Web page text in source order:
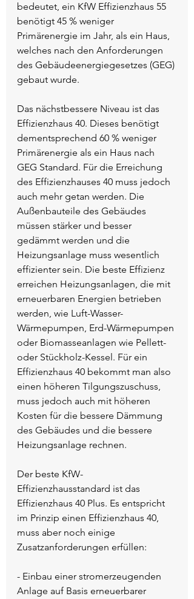
bedeutet, ein KfW Effizienzhaus 55
benötigt 45 % weniger
Primärenergie im Jahr, als ein Haus,
welches nach den Anforderungen
des Gebäudeenergiegesetzes (GEG)
gebaut wurde.
Das nächstbessere Niveau ist das
Effizienzhaus 40. Dieses benötigt
dementsprechend 60 % weniger
Primärenergie als ein Haus nach
GEG Standard. Für die Erreichung
des Effizienzhauses 40 muss jedoch
auch mehr getan werden. Die
Außenbauteile des Gebäudes
müssen stärker und besser
gedämmt werden und die
Heizungsanlage muss wesentlich
effizienter sein. Die beste Effizienz
erreichen Heizungsanlagen, die mit
erneuerbaren Energien betrieben
werden, wie Luft-Wasser-
Wärmepumpen, Erd-Wärmepumpen
oder Biomasseanlagen wie Pellett-
oder Stückholz-Kessel. Für ein
Effizienzhaus 40 bekommt man also
einen höheren Tilgungszuschuss,
muss jedoch auch mit höheren
Kosten für die bessere Dämmung
des Gebäudes und die bessere
Heizungsanlage rechnen.
Der beste KfW-
Effizienzhausstandard ist das
Effizienzhaus 40 Plus. Es entspricht
im Prinzip einen Effizienzhaus 40,
muss aber noch einige
Zusatzanforderungen erfüllen:
- Einbau einer stromerzeugenden
Anlage auf Basis erneuerbarer